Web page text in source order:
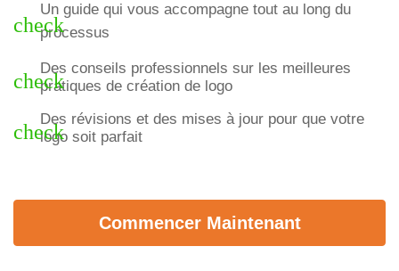
check
Un guide qui vous accompagne tout au long du
processus
check
Des conseils professionnels sur les meilleures
pratiques de création de logo
check
Des révisions et des mises à jour pour que votre
logo soit parfait
Commencer Maintenant